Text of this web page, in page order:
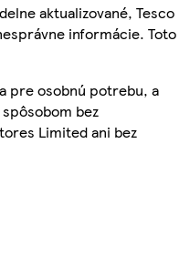
aktualizované, Tesco
informácie. Toto
pre osobnú potrebu, a
bez
Limited ani bez